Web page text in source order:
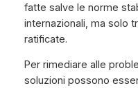
fatte salve le norme
internazionali, ma solo
ratificate.
Per rimediare alle
soluzioni possono